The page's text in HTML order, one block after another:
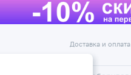
Доставка и оплата